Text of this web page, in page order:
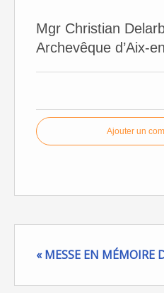
Mgr Christian
Archevêque d’Aix-
Ajouter un
« MESSE EN MÉMOIRE